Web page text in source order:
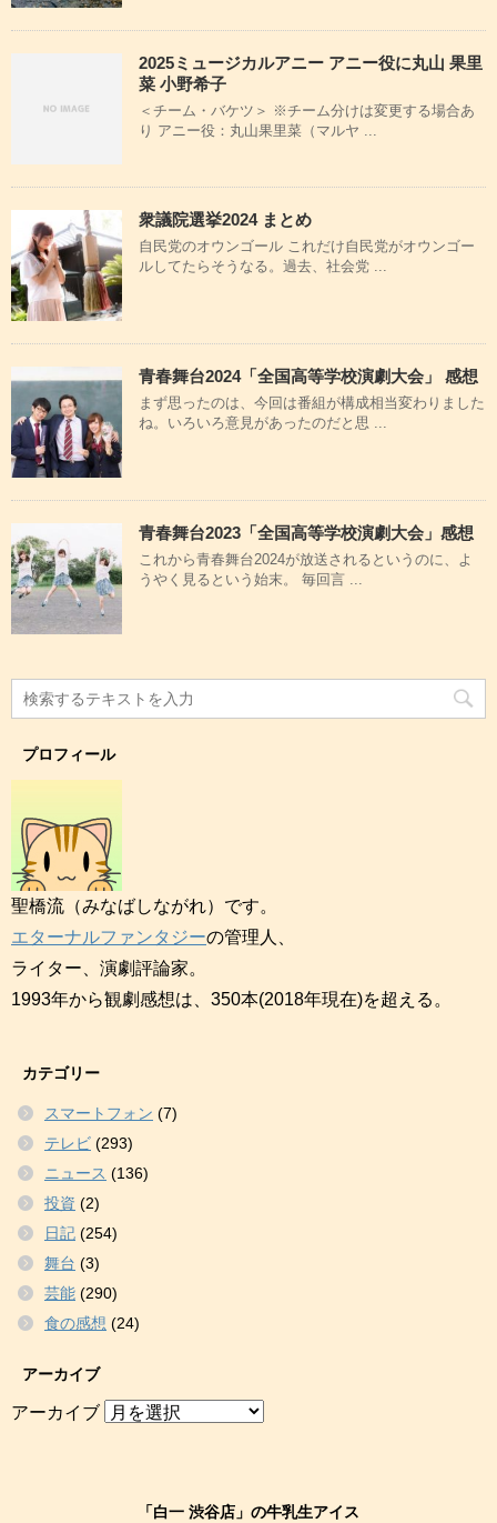
2025ミュージカルアニー アニー役に丸山 果里
菜 小野希子
＜チーム・バケツ＞ ※チーム分けは変更する場合あ
り アニー役：丸山果里菜（マルヤ ...
衆議院選挙2024 まとめ
自民党のオウンゴール これだけ自民党がオウンゴー
ルしてたらそうなる。過去、社会党 ...
青春舞台2024「全国高等学校演劇大会」 感想
まず思ったのは、今回は番組が構成相当変わりました
ね。いろいろ意見があったのだと思 ...
青春舞台2023「全国高等学校演劇大会」感想
これから青春舞台2024が放送されるというのに、よ
うやく見るという始末。 毎回言 ...
プロフィール
聖橋流（みなばしながれ）です。
エターナルファンタジーの管理人、
ライター、演劇評論家。
1993年から観劇感想は、350本(2018年現在)を超える。
カテゴリー
スマートフォン (7)
テレビ (293)
ニュース (136)
投資 (2)
日記 (254)
舞台 (3)
芸能 (290)
食の感想 (24)
アーカイブ
アーカイブ
「白一 渋谷店」の牛乳生アイス